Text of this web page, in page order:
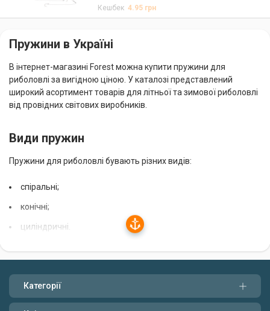
Кешбек4.95 грн
Пружини в Україні
В інтернет-магазині Forest можна купити пружини для
риболовлі за вигідною ціною. У каталозі представлений
широкий асортимент товарів для літньої та зимової риболовлі
від провідних світових виробників.
Види пружин
Пружини для риболовлі бувають різних видів:
спіральні;
конічні;
циліндричні.
Спіральні пружини мають форму спіралі. Вони
снасті. Конічні пружини мають форму конуса. Вони
використовуються для лову риби на спінінг і тролінг.
Циліндричні пружини мають форму циліндра. Вони
Категорії